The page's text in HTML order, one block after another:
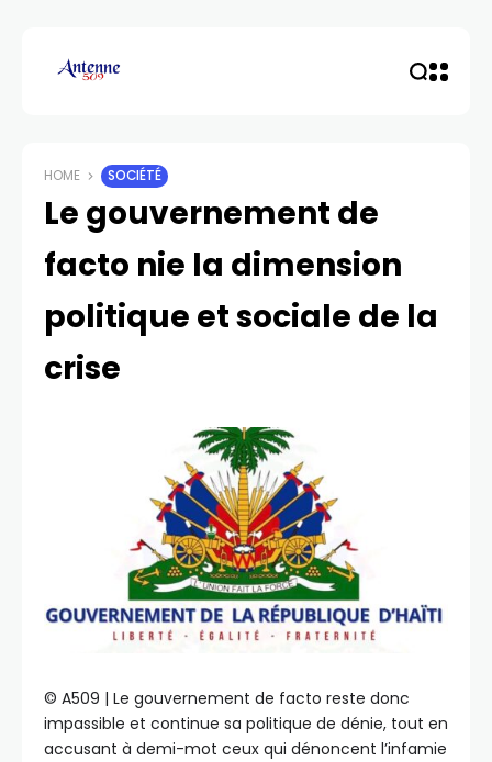
HOME SOCIÉTÉ
Le gouvernement de
facto nie la dimension
politique et sociale de la
crise
©️ A509 | Le gouvernement de facto reste donc
impassible et continue sa politique de dénie, tout en
accusant à demi-mot ceux qui dénoncent l’infamie